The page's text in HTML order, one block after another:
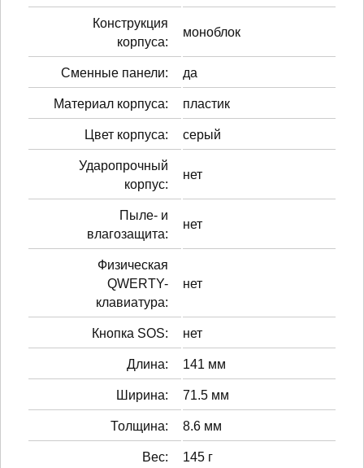
Конструкция
корпуса:
моноблок
Сменные панели: да
Материал корпуса: пластик
Цвет корпуса: серый
Ударопрочный
корпус:
нет
Пыле- и
влагозащита:
нет
Физическая
QWERTY-
клавиатура:
нет
Кнопка SOS: нет
Длина: 141 мм
Ширина: 71.5 мм
Толщина: 8.6 мм
Вес: 145 г